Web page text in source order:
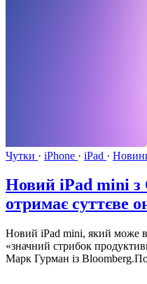
Чутки · iPhone · iPad ·
Новий iPad mini з
отримає суттєве
Новий iPad mini, який може
«значний стрибок
Марк Гурман із